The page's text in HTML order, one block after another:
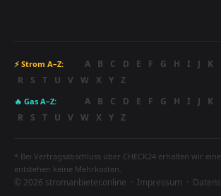
⚡ Strom A–Z: A B C D E F G H I J K
R
S T U V W X Y Z
🔥 Gas A–Z: A B C D E F G H I J K
R
S T U V W X Y Z
* Bei Vertragsabschluss über CHECK24 erhalten wir
entstehen keine Mehrkosten.
© 2026 stromanbieter.online · Impressum ·